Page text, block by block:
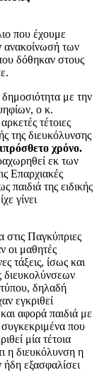
που έχουμε
ανακοίνωσή των
δόθηκαν στους
με την
ο κ.
τέτοιες
της διευκόλυνσης
χρόνο.
εκ των
Επαρχιακές
παιδιά της ειδικής
γίνει
στις Παγκύπριες
οι μαθητές
τάξεις, ίσως και
διευκολύνσεων
δηλαδή
εγκριθεί
αφορά παιδιά με
που
μία τέτοια
η διευκόλυνση η
ήδη εξασφαλίσει